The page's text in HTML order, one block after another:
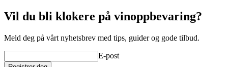
Vil du bli klokere på vinoppbevaring?
Meld deg på vårt nyhetsbrev med tips, guider og gode tilbud.
E-post